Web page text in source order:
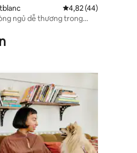
456 đánh giá Xếp hạng trung bình
4,82 (44)
ngủ dễ thương trong